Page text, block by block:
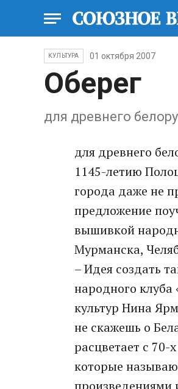
КУЛЬТУРА 01 октября 2007
Оберег
для древнего
для древнего
1145-летию
города даже не
предложение
вышивкой
Мурманска,
– Идея создать
народного клуба
культур Нина
не скажешь о
расцветает с 70-
которые
произведениями